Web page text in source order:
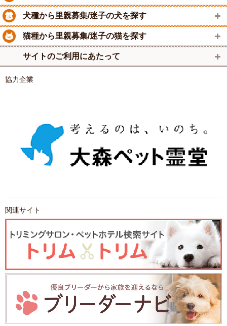
犬種から里親募集/迷子の犬を探す
猫種から里親募集/迷子の猫を探す
サイトのご利用にあたって
協力企業
関連サイト